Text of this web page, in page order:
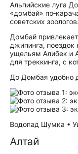
Альпийские луга
«домбай»
советских зоологов.
Домбай
джипинга,
ущельям Алибек и
для треккинга, с
До Домбая удобно
Водопад Шумка •
Алтай